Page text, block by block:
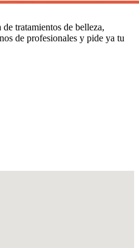
tratamientos de belleza,
de profesionales y pide ya tu